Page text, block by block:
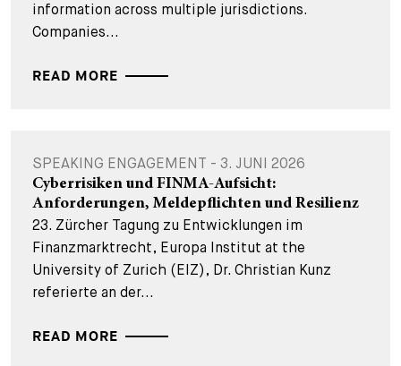
information across multiple jurisdictions.
Companies...
READ MORE
SPEAKING ENGAGEMENT - 3. JUNI 2026
Cyberrisiken und FINMA-Aufsicht:
Anforderungen, Meldepflichten und Resilienz
23. Zürcher Tagung zu Entwicklungen im
Finanzmarktrecht, Europa Institut at the
University of Zurich (EIZ), Dr. Christian Kunz
referierte an der...
READ MORE